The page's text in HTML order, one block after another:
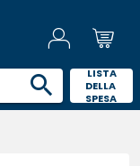
LISTA
DELLA
SPESA